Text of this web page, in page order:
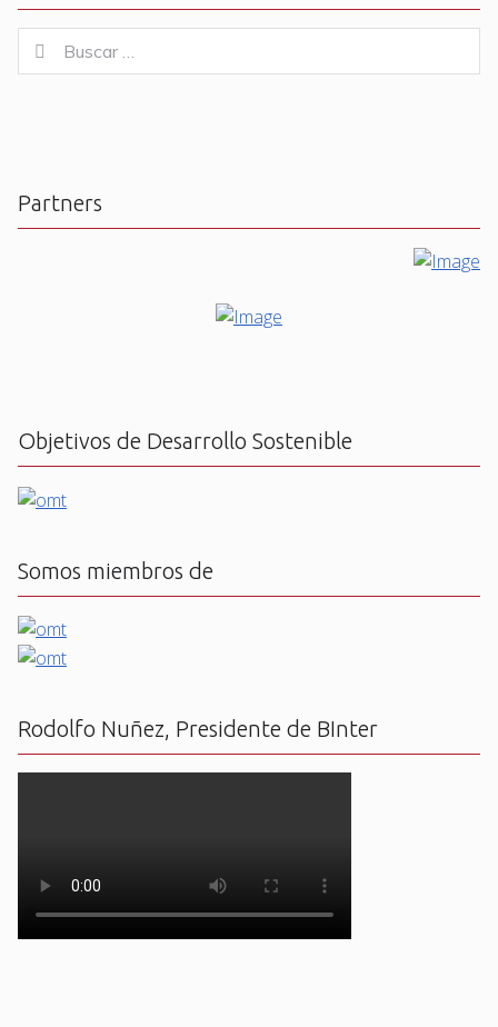
for:
Buscar
Partners
Objetivos de Desarrollo Sostenible
Somos miembros de
Rodolfo Nuñez, Presidente de BInter